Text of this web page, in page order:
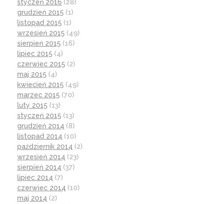
styczeń 2016 (28)
grudzień 2015 (1)
listopad 2015 (1)
wrzesień 2015 (49)
sierpień 2015 (16)
lipiec 2015 (4)
czerwiec 2015 (2)
maj 2015 (4)
kwiecień 2015 (49)
marzec 2015 (70)
luty 2015 (13)
styczeń 2015 (13)
grudzień 2014 (8)
listopad 2014 (10)
październik 2014 (2)
wrzesień 2014 (23)
sierpień 2014 (37)
lipiec 2014 (7)
czerwiec 2014 (10)
maj 2014 (2)